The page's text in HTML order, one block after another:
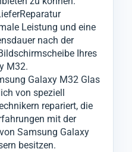
anderenvon uns auf
vielen Samsung
getestet.
wenden wir ein
bei dem wir das
Galaxy
ohne das darunter
Display zu
Leistung und eine
nach der
Ihres
M32.
Galaxy M32 Glas
von speziell
repariert, die
mit der
Samsung Galaxy
besitzen.